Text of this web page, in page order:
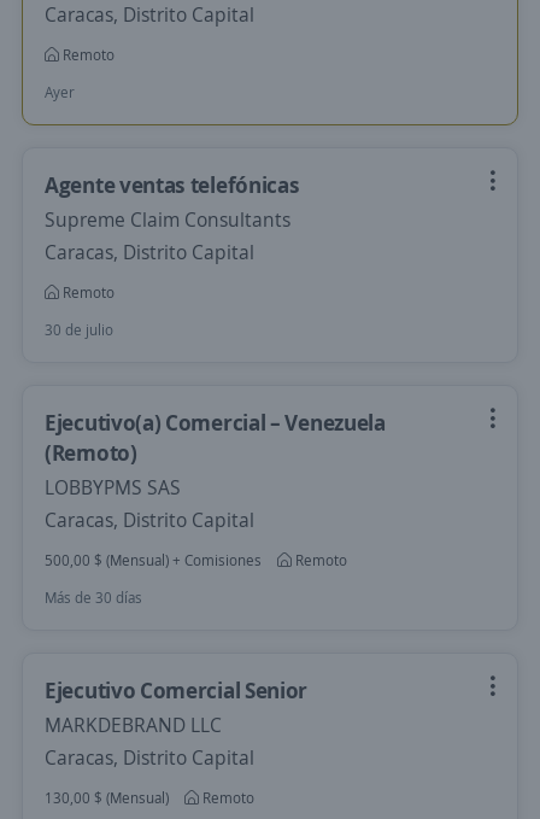
Caracas, Distrito Capital
Remoto
Ayer
Agente ventas telefónicas
Supreme Claim Consultants
Caracas, Distrito Capital
Remoto
30 de julio
Ejecutivo(a) Comercial – Venezuela
(Remoto)
LOBBYPMS SAS
Caracas, Distrito Capital
500,00 $ (Mensual) + Comisiones
Remoto
Más de 30 días
Ejecutivo Comercial Senior
MARKDEBRAND LLC
Caracas, Distrito Capital
130,00 $ (Mensual)
Remoto